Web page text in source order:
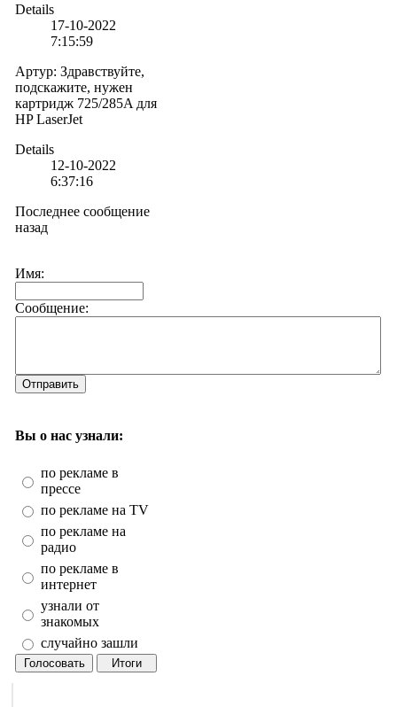
Details
17-10-2022
7:15:59
Артур: Здравствуйте,
подскажите, нужен
картридж 725/285A для
HP LaserJet
Details
12-10-2022
6:37:16
Последнее сообщение
назад
Имя:
Сообщение:
Отправить
Вы о нас узнали:
по рекламе в
прессе
по рекламе на TV
по рекламе на
радио
по рекламе в
интернет
узнали от
знакомых
случайно зашли